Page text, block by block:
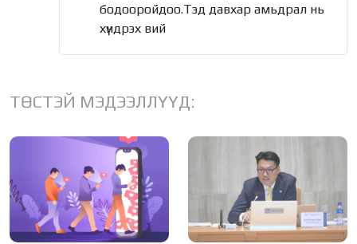
бодооройдоо.Тэд давхар амьдрал нь
хүндрэх вий
ТӨСТЭЙ МЭДЭЭЛЛҮҮД: